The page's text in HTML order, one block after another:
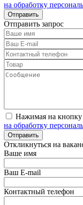
на обработку
Отправить запрос
Нажимая на
на обработку
Откликнуться на
Ваше имя
Ваш E-mail
Контактный телефон